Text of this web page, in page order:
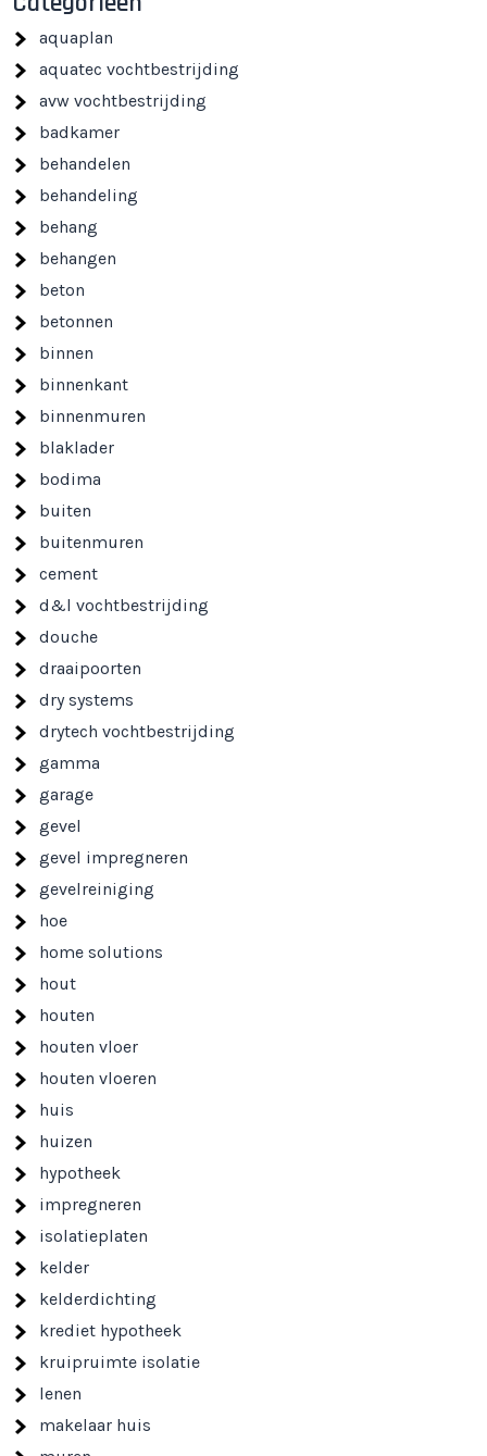
aquaplan
aquatec vochtbestrijding
avw vochtbestrijding
badkamer
behandelen
behandeling
behang
behangen
beton
betonnen
binnen
binnenkant
binnenmuren
blaklader
bodima
buiten
buitenmuren
cement
d&l vochtbestrijding
douche
draaipoorten
dry systems
drytech vochtbestrijding
gamma
garage
gevel
gevel impregneren
gevelreiniging
hoe
home solutions
hout
houten
houten vloer
houten vloeren
huis
huizen
hypotheek
impregneren
isolatieplaten
kelder
kelderdichting
krediet hypotheek
kruipruimte isolatie
lenen
makelaar huis